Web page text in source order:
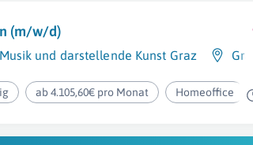
(m/w/d)
und darstellende Kunst Graz Graz
ab 4.105,60€ pro Monat Homeoffice